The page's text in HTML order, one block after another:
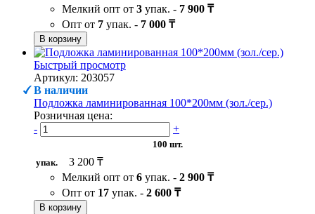
Мелкий опт от 3 упак. - 7 900 ₸
Опт от 7 упак. - 7 000 ₸
В корзину
Быстрый просмотр
Артикул: 203057
В наличии
Подложка ламинированная 100*200мм (зол./сер.)
Розничная цена:
-
+
100 шт.
упак.
3 200 ₸
Мелкий опт от 6 упак. - 2 900 ₸
Опт от 17 упак. - 2 600 ₸
В корзину